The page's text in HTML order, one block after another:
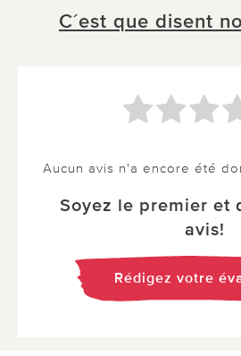
C´est que disent
Aucun avis n'a encore été
Soyez le premier et
avis!
Rédigez votre